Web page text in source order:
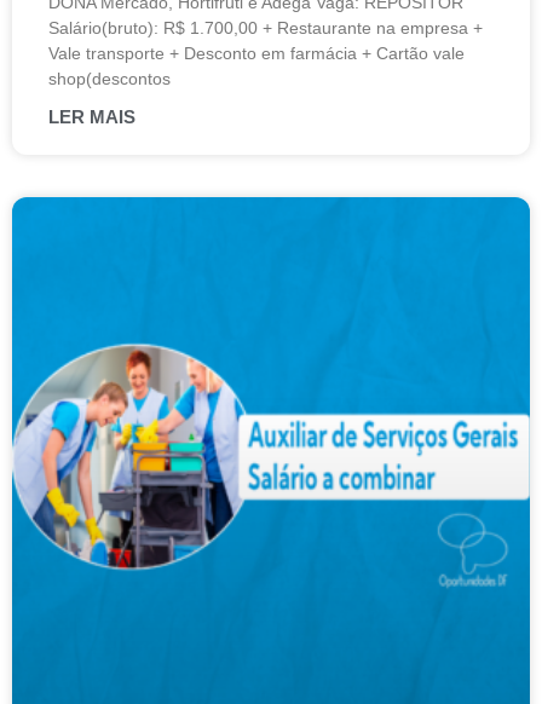
Salário(bruto): R$ 1.700,00 + Restaurante na empresa +
Vale transporte + Desconto em farmácia + Cartão vale
shop(descontos
LER MAIS